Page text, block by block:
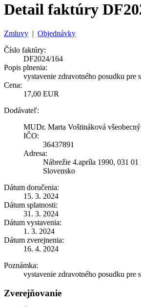
Detail faktúry
Zmluvy | Objednávky
Číslo faktúry:
DF2024/164
Popis plnenia:
vystavenie zdravotného posudku pre
Cena:
17,00 EUR
Dodávateľ:
MUDr. Marta Voštináková
IČO:
36437891
Adresa:
Nábrežie 4.apríla 1990, 031
Slovensko
Dátum doručenia:
15. 3. 2024
Dátum splatnosti:
31. 3. 2024
Dátum vystavenia:
1. 3. 2024
Dátum zverejnenia:
16. 4. 2024
Poznámka:
vystavenie zdravotného posudku pre
Zverejňovanie